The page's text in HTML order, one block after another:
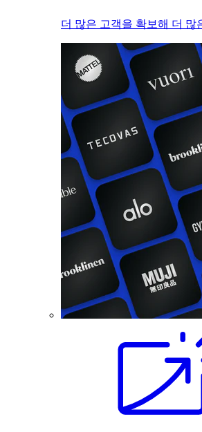
더 많은 고객을 확보해 더 많